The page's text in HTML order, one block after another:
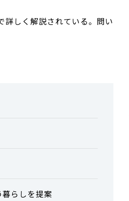
しく解説されている。問い
らしを提案